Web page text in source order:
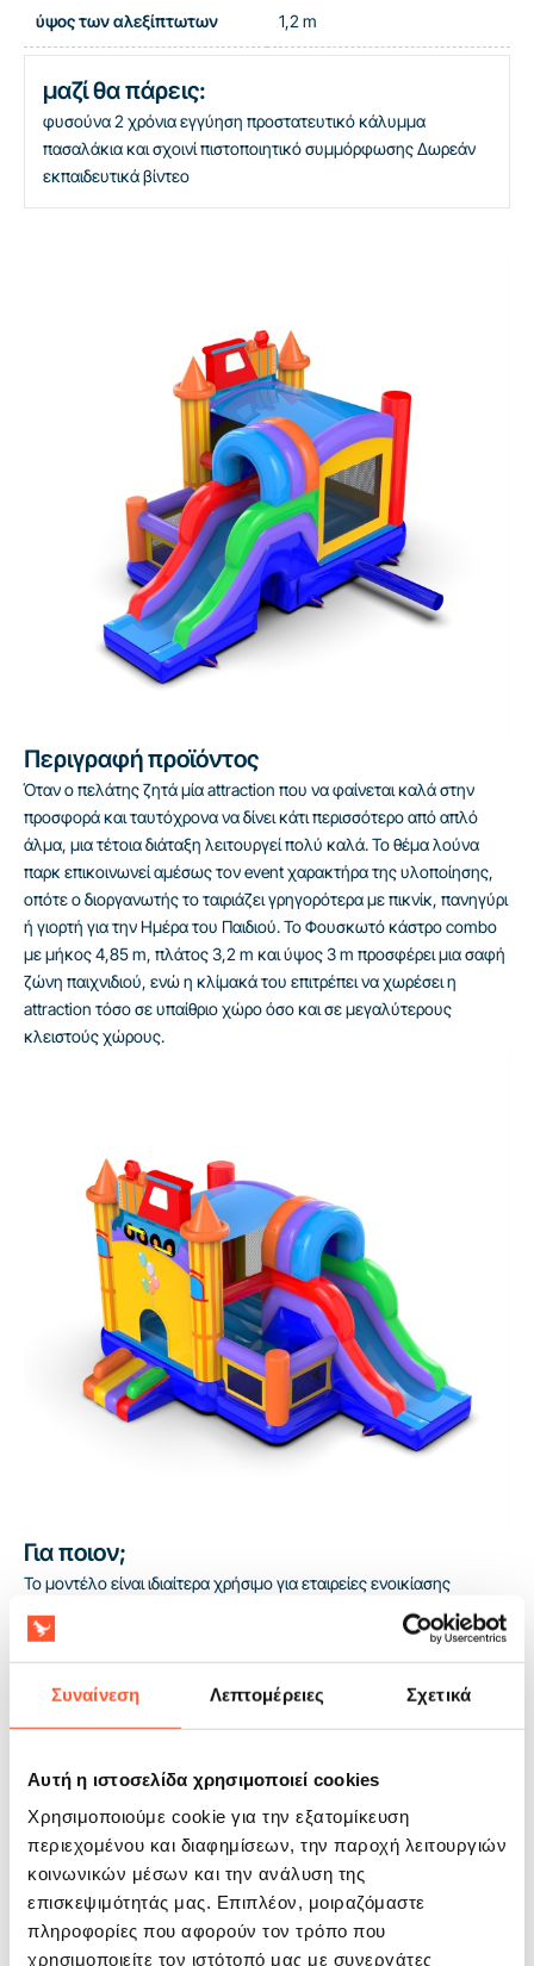
Συναίνεση Λεπτομέρειες Σχετικά
Αυτή η ιστοσελίδα χρησιμοποιεί cookies
Χρησιμοποιούμε cookie για την εξατομίκευση
περιεχομένου και διαφημίσεων, την παροχή λειτουργιών
κοινωνικών μέσων και την ανάλυση της
επισκεψιμότητάς μας. Επιπλέον, μοιραζόμαστε
πληροφορίες που αφορούν τον τρόπο που
χρησιμοποιείτε τον ιστότοπό μας με συνεργάτες
ύψος των αλεξίπτωτων 1,2 m
μαζί θα πάρεις:
φυσούνα2 χρόνια εγγύηση προστατευτικό κάλυμμα
πασαλάκια και σχοινίπιστοποιητικό συμμόρφωσηςΔωρεάν
εκπαιδευτικά βίντεο
Περιγραφή προϊόντος
Όταν ο πελάτης ζητά μία attraction που να φαίνεται καλά στην
προσφορά και ταυτόχρονα να δίνει κάτι περισσότερο από απλό
άλμα, μια τέτοια διάταξη λειτουργεί πολύ καλά. Το θέμα λούνα
παρκ επικοινωνεί αμέσως τον event χαρακτήρα της υλοποίησης,
οπότε ο διοργανωτής το ταιριάζει γρηγορότερα με πικνίκ, πανηγύρι
ή γιορτή για την Ημέρα του Παιδιού. Το Φουσκωτό κάστρο combo
με μήκος 4,85 m, πλάτος 3,2 m και ύψος 3 m προσφέρει μια σαφή
ζώνη παιχνιδιού, ενώ η κλίμακά του επιτρέπει να χωρέσει η
attraction τόσο σε υπαίθριο χώρο όσο και σε μεγαλύτερους
κλειστούς χώρους.
Για ποιον;
Το μοντέλο είναι ιδιαίτερα χρήσιμο για εταιρείες ενοικίασης
attractions που θέλουν να εξυπηρετούν παιδιά άνω των 4 ετών σε
σχολικές, γειτονικές και εταιρικές εκδηλώσεις χωρίς εκτεταμένη
logistics. Το Φουσκωτό κάστρο στην έκδοση combo αποδίδει καλά
σε μονοήμερη και weekend ενοικίαση, επειδή συνδυάζει
και διοργανωτές που απαιτούν τεκμηρίωση. Η 2-ετής εγγύηση